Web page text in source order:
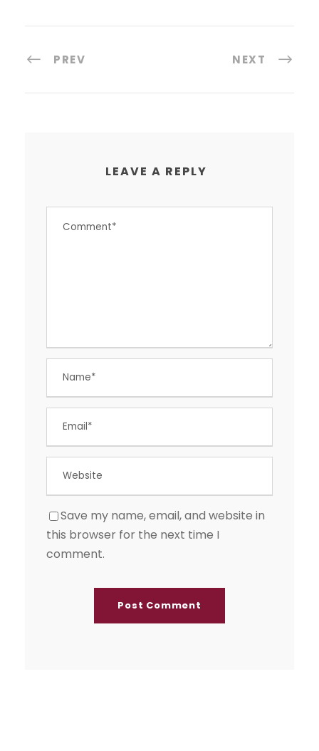
PREV NEXT
LEAVE A REPLY
Save my name, email, and website in
this browser for the next time I
comment.